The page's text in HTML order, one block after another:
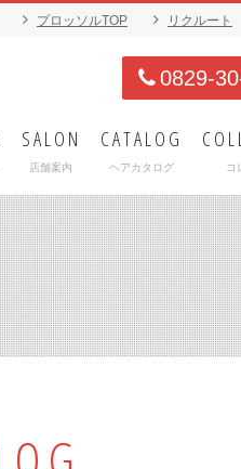
プロッソルTOP リクルート
0829-
SALON
店舗案内
CATALOG
ヘアカタログ コ